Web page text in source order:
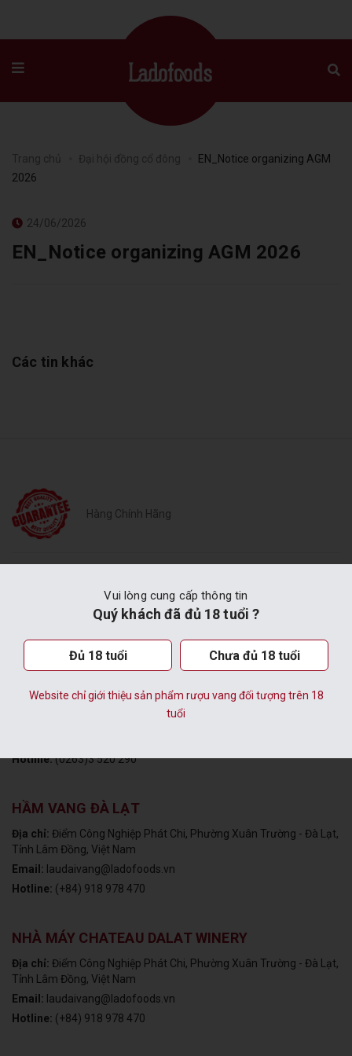
Trang chủ Đại hội đồng cổ đông
EN_Notice organizing AGM
2026
24/06/2026
EN_Notice organizing AGM 2026
Các tin khác
Hàng Chính Hãng
CÔNG TY CỔ PHẦN THỰC PHẨM
Số 31 Ngô Văn Sở, P. Lâm Viên - Đà Lạt, Tỉnh Lâm Đồng,
Hotline:(0263)3 520 290
HẦM VANG ĐÀ LẠT
Địa chỉ: Điểm Công Nghiệp Phát Chi, Phường Xuân Trường - Đà Lạt,
Tỉnh Lâm Đồng, Việt Nam
Email: laudaivang@ladofoods.vn
Hotline: (+84) 918 978 470
NHÀ MÁY CHATEAU DALAT WINERY
Địa chỉ: Điểm Công Nghiệp Phát Chi, Phường Xuân Trường - Đà Lạt,
Tỉnh Lâm Đồng, Việt Nam
Email: laudaivang@ladofoods.vn
Hotline: (+84) 918 978 470
Vui lòng cung cấp thông tin
Quý khách đã đủ 18 tuổi ?
Đủ 18 tuổi Chưa đủ 18 tuổi
Website chỉ giới thiệu sản phẩm rượu vang đối tượng trên 18
tuổi